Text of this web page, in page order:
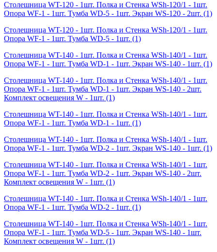
Столешница WT-120 - 1шт. Полка и Стенка WSh-120/1 - 1шт.
Опора WF-1 - 1шт. Тумба WD-5 - 1шт. Экран WS-120 - 2шт. (1)
Столешница WT-120 - 1шт. Полка и Стенка WSh-120/1 - 1шт.
Опора WF-1 - 1шт. Тумба WD-5 - 1шт. (1)
Столешница WT-140 - 1шт. Полка и Стенка WSh-140/1 - 1шт.
Опора WF-1 - 1шт. Тумба WD-1 - 1шт. Экран WS-140 - 1шт. (1)
Столешница WT-140 - 1шт. Полка и Стенка WSh-140/1 - 1шт.
Опора WF-1 - 1шт. Тумба WD-1 - 1шт. Экран WS-140 - 2шт.
Комплект освещения W - 1шт. (1)
Столешница WT-140 - 1шт. Полка и Стенка WSh-140/1 - 1шт.
Опора WF-1 - 1шт. Тумба WD-1 - 1шт. (1)
Столешница WT-140 - 1шт. Полка и Стенка WSh-140/1 - 1шт.
Опора WF-1 - 1шт. Тумба WD-2 - 1шт. Экран WS-140 - 1шт. (1)
Столешница WT-140 - 1шт. Полка и Стенка WSh-140/1 - 1шт.
Опора WF-1 - 1шт. Тумба WD-2 - 1шт. Экран WS-140 - 2шт.
Комплект освещения W - 1шт. (1)
Столешница WT-140 - 1шт. Полка и Стенка WSh-140/1 - 1шт.
Опора WF-1 - 1шт. Тумба WD-2 - 1шт. (1)
Столешница WT-140 - 1шт. Полка и Стенка WSh-140/1 - 1шт.
Опора WF-1 - 1шт. Тумба WD-5 - 1шт. Экран WS-140 - 1шт.
Комплект освещения W - 1шт. (1)